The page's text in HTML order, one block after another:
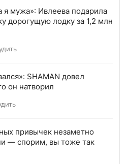
я мужа»: Ивлеева подарила
дорогущую лодку за 1,2 млн
SHAMAN довел
он натворил
привычек незаметно
— спорим, вы тоже так